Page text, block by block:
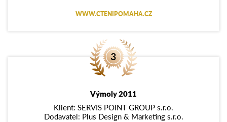
WWW.CTENIPOMAHA.CZ
Výmoly 2011
Klient: SERVIS POINT GROUP s.r.o.
Dodavatel: Plus Design & Marketing s.r.o.